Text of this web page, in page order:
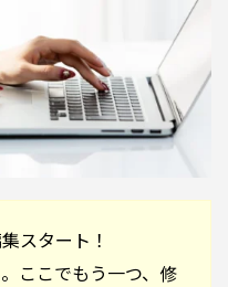
スタート！
ここでもう一つ、修